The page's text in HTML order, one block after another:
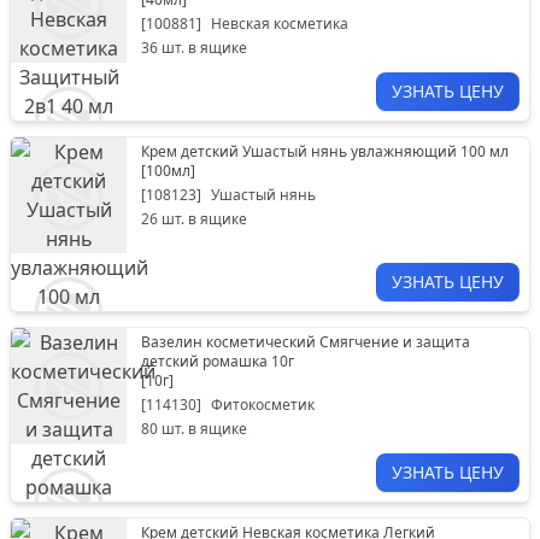
[100881] Невская косметика
36 шт. в ящике
УЗНАТЬ ЦЕНУ
Крем детский Ушастый нянь увлажняющий 100 мл
[100мл]
[108123] Ушастый нянь
26 шт. в ящике
УЗНАТЬ ЦЕНУ
Вазелин косметический Смягчение и защита
детский ромашка 10г
[10г]
[114130] Фитокосметик
80 шт. в ящике
УЗНАТЬ ЦЕНУ
Крем детский Невская косметика Легкий